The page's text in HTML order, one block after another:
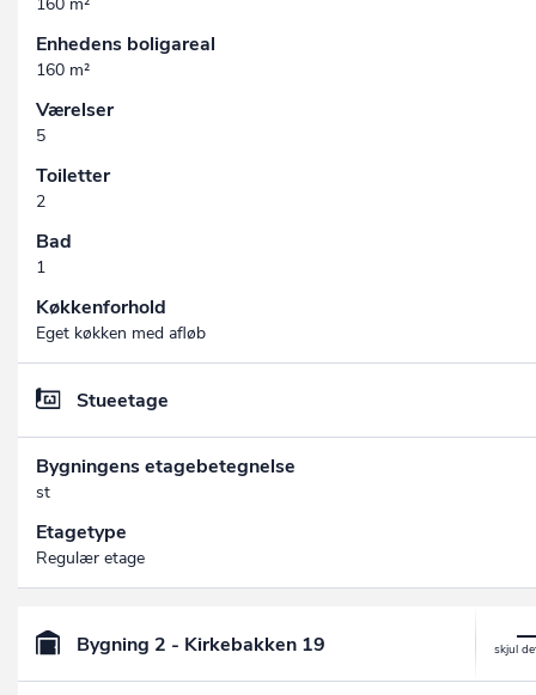
160 m²
Enhedens boligareal
160 m²
Værelser
5
Toiletter
2
Bad
1
Køkkenforhold
Eget køkken med afløb
Stueetage
Bygningens etagebetegnelse
st
Etagetype
Regulær etage
Bygning 2 - Kirkebakken 19